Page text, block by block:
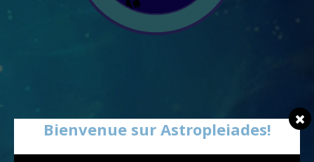
Bienvenue sur Astropleiades!